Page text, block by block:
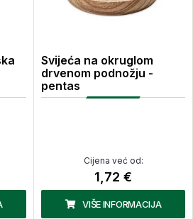
Svijeća na okruglom
drvenom podnožju -
pentas
Cijena već od:
1,72 €
VIŠE INFORMACIJA